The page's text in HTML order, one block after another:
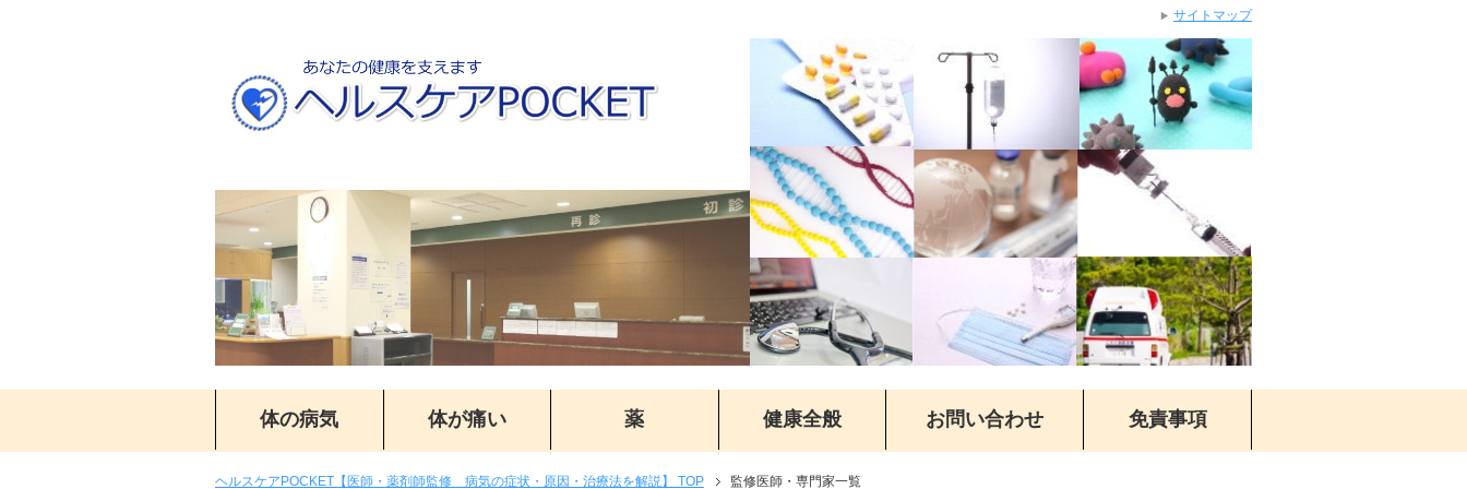
体の病気 体が痛い 薬 健康全般 お問い合わせ 免責事項
ヘルスケアPOCKET【医師・薬剤師監修 病気の症状・原因・治療法を解説】 TOP 監修医師・専門家一覧
サイトマップ